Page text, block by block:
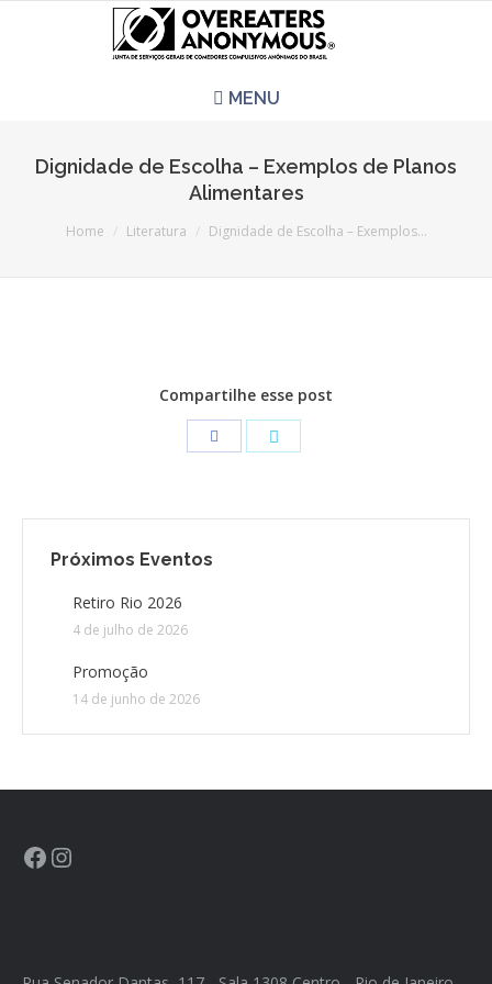
MENU
CONTATO
CONTRIBUIÇÕES
HISTÓRIA DE CCA/BR
Dignidade de Escolha – Exemplos de Planos
Alimentares
You are here:
Home Literatura Dignidade de Escolha – Exemplos…
Compartilhe esse post
Próximos Eventos
Retiro Rio 2026
4 de julho de 2026
Promoção
14 de junho de 2026